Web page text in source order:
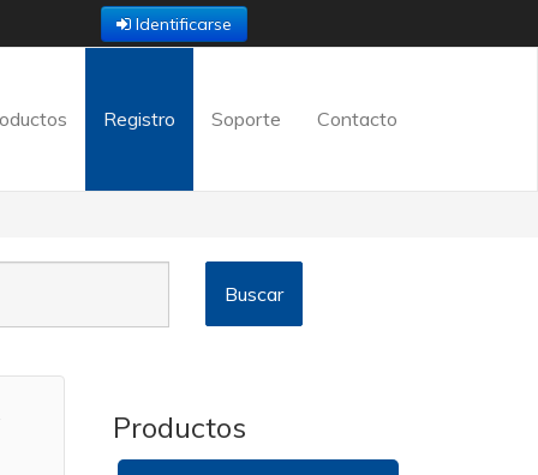
Identificarse
Registro Soporte Contacto
Productos